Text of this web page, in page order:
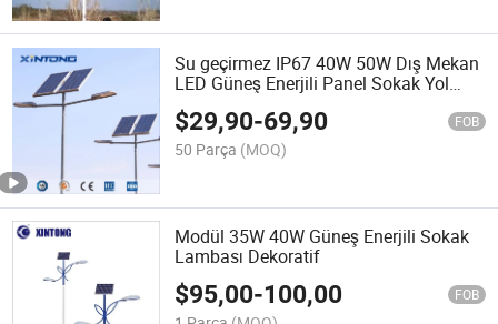
Su geçirmez IP67 40W 50W Dış Mekan
LED Güneş Enerjili Panel Sokak Yol
Bahçe Aydınlatması
$29,90-69,90 FOB
50 Parça (MOQ)
Modül 35W 40W Güneş Enerjili Sokak
Lambası Dekoratif
$95,00-100,00 FOB